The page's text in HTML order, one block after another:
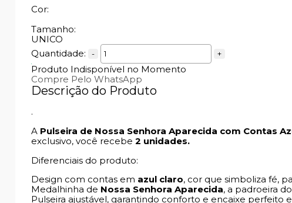
Cor:
Tamanho:
UNICO
Quantidade:
- +
Produto Indisponível no Momento
Compre Pelo WhatsApp
Descrição do Produto
.
A Pulseira de Nossa Senhora Aparecida com Contas
exclusivo, você recebe 2 unidades.
Diferenciais do produto:
Design com contas em azul claro, cor que simboliza fé,
Medalhinha de Nossa Senhora Aparecida, a padroeira
Pulseira ajustável, garantindo conforto e encaixe perfeito